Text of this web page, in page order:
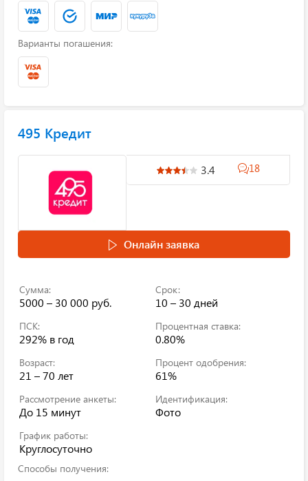
Варианты погашения:
495 Кредит
3.4 18
Онлайн заявка
Сумма:
5000 – 30 000 руб.
Срок:
10 – 30 дней
ПСК:
292% в год
Процентная ставка:
0.80%
Возраст:
21 – 70 лет
Процент одобрения:
61%
Рассмотрение анкеты:
До 15 минут
Идентификация:
Фото
График работы:
Круглосуточно
Способы получения: